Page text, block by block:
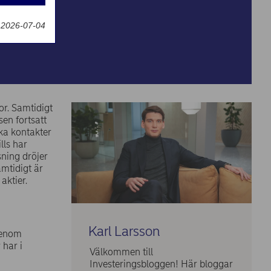
Samtidigt
fortsatt
kontakter
har
dröjer
är
har i
Karl Larsson
Välkommen till
Investeringsbloggen! Här bloggar
07-04